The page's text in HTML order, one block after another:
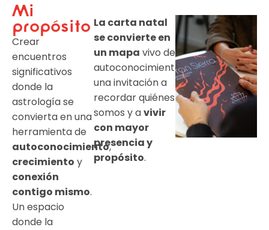
Mi
propósito
Crear
encuentros
significativos
donde la
astrología se
convierta en una
herramienta de
autoconocimiento,
crecimiento y
conexión
contigo mismo.
Un espacio
donde la
La carta natal
se convierte en
un mapa vivo de
autoconocimiento:
una invitación a
recordar quiénes
somos y avivir
con mayor
presencia y
propósito.